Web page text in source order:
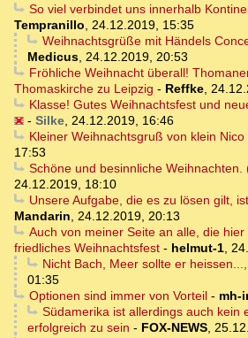
So viel verbindet uns innerhalb
Tempranillo
24.12.2019, 15:35
Weihnachtsgrüße mit Händels
Medicus 24.12.2019, 20:53
Fröhliche Weihnacht überall!
Thomaskirche zu Leipzig - Reffke
Klasse! Gutes Weihnachtsfest und
- Silke 24.12.2019, 16:46
Kleiner Weihnachtsgruß von klein Nico
17:53
Schöne und besinnliche Weihnachten.
24.12.2019, 18:10
Unsere Aufgabe, die es zu lösen gilt,
Mandarin
24.12.2019, 20:13
Auch von meiner Seite an alle, die
friedliches Weihnachtsfest - helmut-1
Nicht Bach, Meer sollte er heissen...,
01:35
Optionen sind immer von Vorteil- mh-
Südamerika ist allerdings auch kein
erfolgreich zu sein - FOX-NEWS